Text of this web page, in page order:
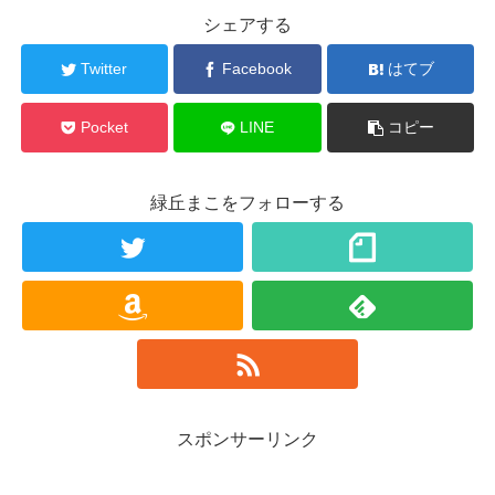
シェアする
Twitter Facebook はてブ
Pocket LINE コピー
緑丘まこをフォローする
スポンサーリンク